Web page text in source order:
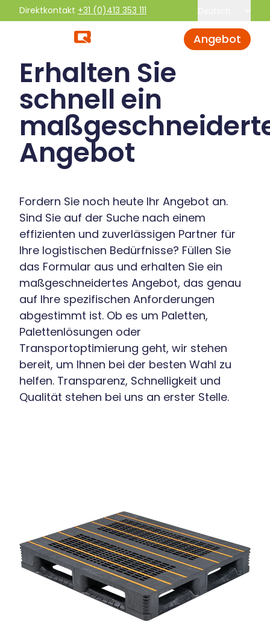
Direktkontakt +31 (0)413 353 111
Angebot
Erhalten Sie
schnell ein
Angebot
Fordern Sie noch heute Ihr Angebot an.
Sind Sie auf der Suche nach einem
effizienten und zuverlässigen Partner für
Ihre logistischen Bedürfnisse? Füllen Sie
das Formular aus und erhalten Sie ein
maßgeschneidertes Angebot, das genau
auf Ihre spezifischen Anforderungen
abgestimmt ist. Ob es um Paletten,
Palettenlösungen oder
Transportoptimierung geht, wir stehen
bereit, um Ihnen bei der besten Wahl zu
helfen. Transparenz, Schnelligkeit und
Qualität stehen bei uns an erster Stelle.